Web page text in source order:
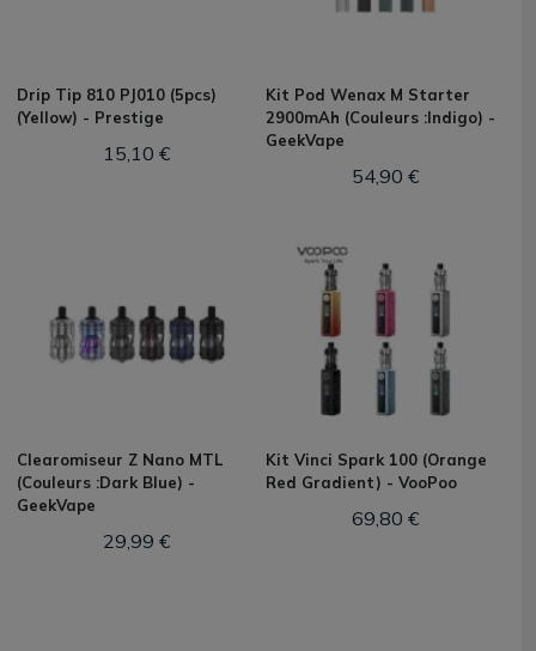
Drip Tip 810 PJ010 (5pcs)
(Yellow) - Prestige
15,10 €
Kit Pod Wenax M Starter
2900mAh (Couleurs :Indigo) -
GeekVape
54,90 €
Clearomiseur Z Nano MTL
(Couleurs :Dark Blue) -
GeekVape
29,99 €
Kit Vinci Spark 100 (Orange
Red Gradient) - VooPoo
69,80 €